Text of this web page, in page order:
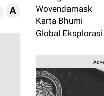
A
Wovendamask
Karta Bhumi
Global